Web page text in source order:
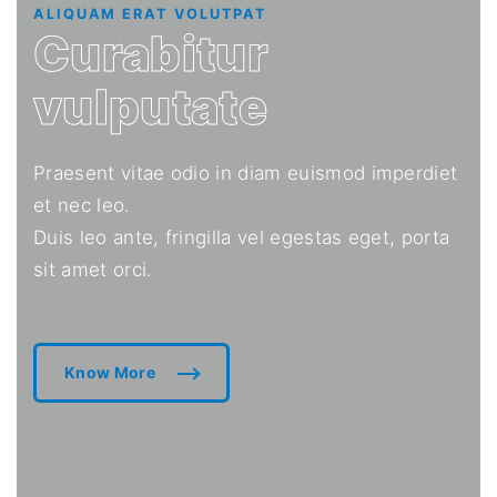
ALIQUAM ERAT VOLUTPAT
Curabitur
vulputate
Praesent vitae odio in diam euismod imperdiet
et nec leo.
Duis leo ante, fringilla vel egestas eget, porta
sit amet orci.
Know More